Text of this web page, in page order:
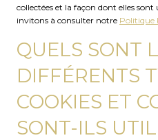
collectées et la façon dont elles sont
invitons à consulter notre Politique
QUELS SONT
DIFFÉRENTS
COOKIES ET
SONT-ILS